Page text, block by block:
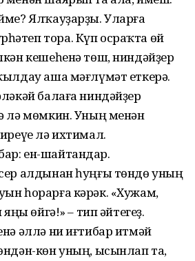
Ялҡауҙарҙы. Уларға
тора. Күп осраҡта өй
кешеһенә төш, ниндәй­ҙер
аша мәғлүмәт еткерә.
балаға ниндәйҙер
лә мөмкин. Уның менән
лә ихтимал.
ен-шайтандар.
алдынан һуңғы төндө уның
һорарға кәрәк. «Хужам,
өйгә!» – тип әйтегеҙ.
әллә ни иғтибар итмәй
көн уның, ысынлап та,